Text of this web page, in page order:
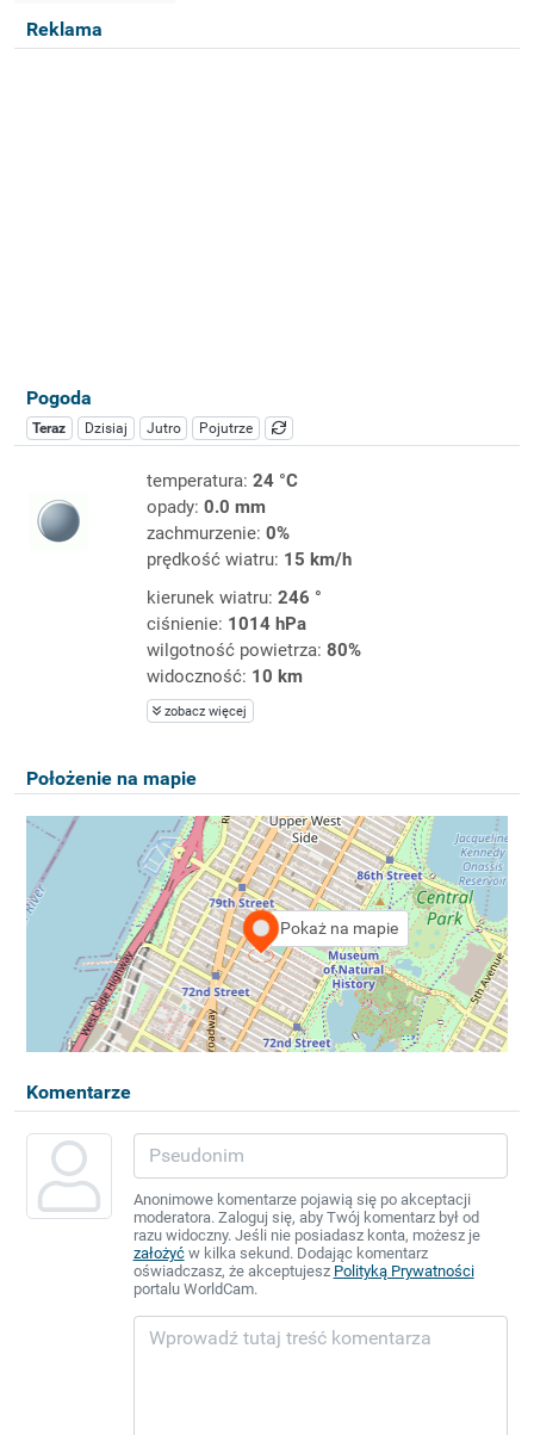
Reklama
Pogoda
Teraz Dzisiaj Jutro Pojutrze
temperatura: 24 °C
opady: 0.0 mm
zachmurzenie: 0%
prędkość wiatru: 15 km/h
kierunek wiatru: 246 °
ciśnienie: 1014 hPa
wilgotność powietrza: 80%
widoczność: 10 km
zobacz więcej
Położenie na mapie
Pokaż na mapie
Komentarze
Anonimowe komentarze pojawią się po akceptacji
moderatora. Zaloguj się, aby Twój komentarz był od
razu widoczny. Jeśli nie posiadasz konta, możesz je
założyćw kilka sekund. Dodając komentarz
oświadczasz, że akceptujesz Polityką Prywatności
portalu WorldCam.